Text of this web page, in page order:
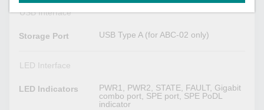
USB Interface
Storage Port USB Type A (for ABC-02 only)
LED Interface
LED Indicators
PWR1, PWR2, STATE, FAULT, Gigabit
combo port, SPE port, SPE PoDL
indicator